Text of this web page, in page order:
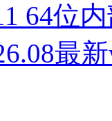
64位
最